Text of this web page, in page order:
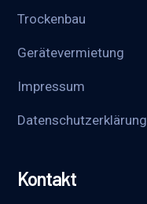
Trockenbau
Gerätevermietung
Impressum
Datenschutzerklärung
Kontakt